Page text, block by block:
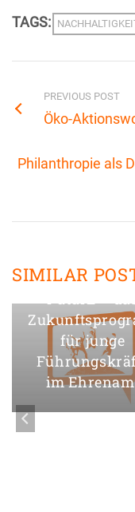
TAGS:
PREVIOUS POST
Öko-
Philanthropie als
SIMILAR
FuturE –
für junge
im